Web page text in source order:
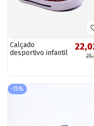
Calçado
desportivo infantil
-15%